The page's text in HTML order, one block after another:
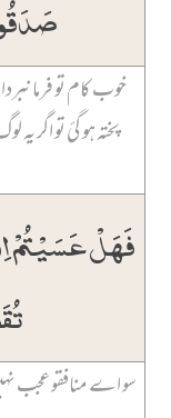
خوب کام تو
پختہ ہو گئ تو اگر
فَہَلۡ عَسَیۡتُمۡ
سو اے منافقو عجب